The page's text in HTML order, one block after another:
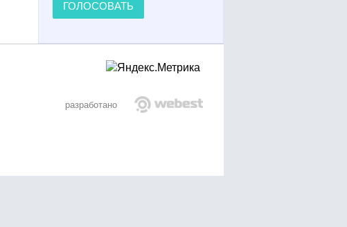
ГОЛОСОВАТЬ
разработано